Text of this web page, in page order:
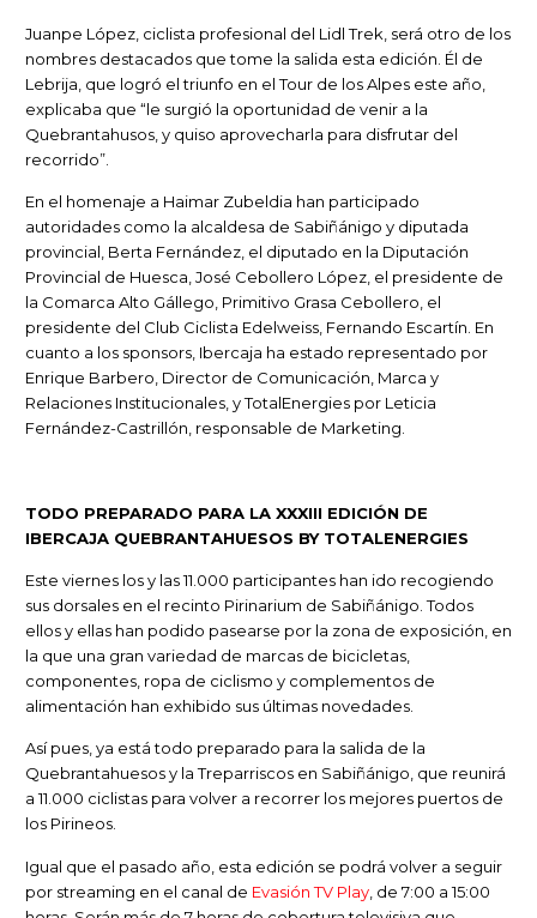
Juanpe López, ciclista profesional del Lidl Trek, será otro de los
nombres destacados que tome la salida esta edición. Él de
Lebrija, que logró el triunfo en el Tour de los Alpes este año,
explicaba que “le surgió la oportunidad de venir a la
Quebrantahusos, y quiso aprovecharla para disfrutar del
recorrido”.
En el homenaje a Haimar Zubeldia han participado
autoridades como la alcaldesa de Sabiñánigo y diputada
provincial, Berta Fernández, el diputado en la Diputación
Provincial de Huesca, José Cebollero López, el presidente de
la Comarca Alto Gállego, Primitivo Grasa Cebollero, el
presidente del Club Ciclista Edelweiss, Fernando Escartín. En
cuanto a los sponsors, Ibercaja ha estado representado por
Enrique Barbero, Director de Comunicación, Marca y
Relaciones Institucionales, y TotalEnergies por Leticia
Fernández-Castrillón, responsable de Marketing.
TODO PREPARADO PARA LA XXXIII EDICIÓN DE
IBERCAJA QUEBRANTAHUESOS BY TOTALENERGIES
Este viernes los y las 11.000 participantes han ido recogiendo
sus dorsales en el recinto Pirinarium de Sabiñánigo. Todos
ellos y ellas han podido pasearse por la zona de exposición, en
la que una gran variedad de marcas de bicicletas,
componentes, ropa de ciclismo y complementos de
alimentación han exhibido sus últimas novedades.
Así pues, ya está todo preparado para la salida de la
Quebrantahuesos y la Treparriscos en Sabiñánigo, que reunirá
a 11.000 ciclistas para volver a recorrer los mejores puertos de
los Pirineos.
Igual que el pasado año, esta edición se podrá volver a seguir
por streaming en el canal de Evasión TV Play , de 7:00 a 15:00